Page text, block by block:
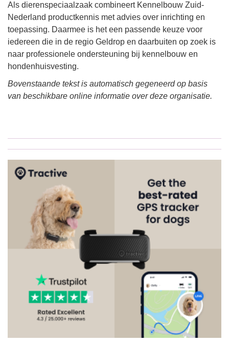
Als dierenspeciaalzaak combineert Kennelbouw Zuid-
Nederland productkennis met advies over inrichting en
toepassing. Daarmee is het een passende keuze voor
iedereen die in de regio Geldrop en daarbuiten op zoek is
naar professionele ondersteuning bij kennelbouw en
hondenhuisvesting.
Bovenstaande tekst is automatisch gegeneerd op basis
van beschikbare online informatie over deze organisatie.